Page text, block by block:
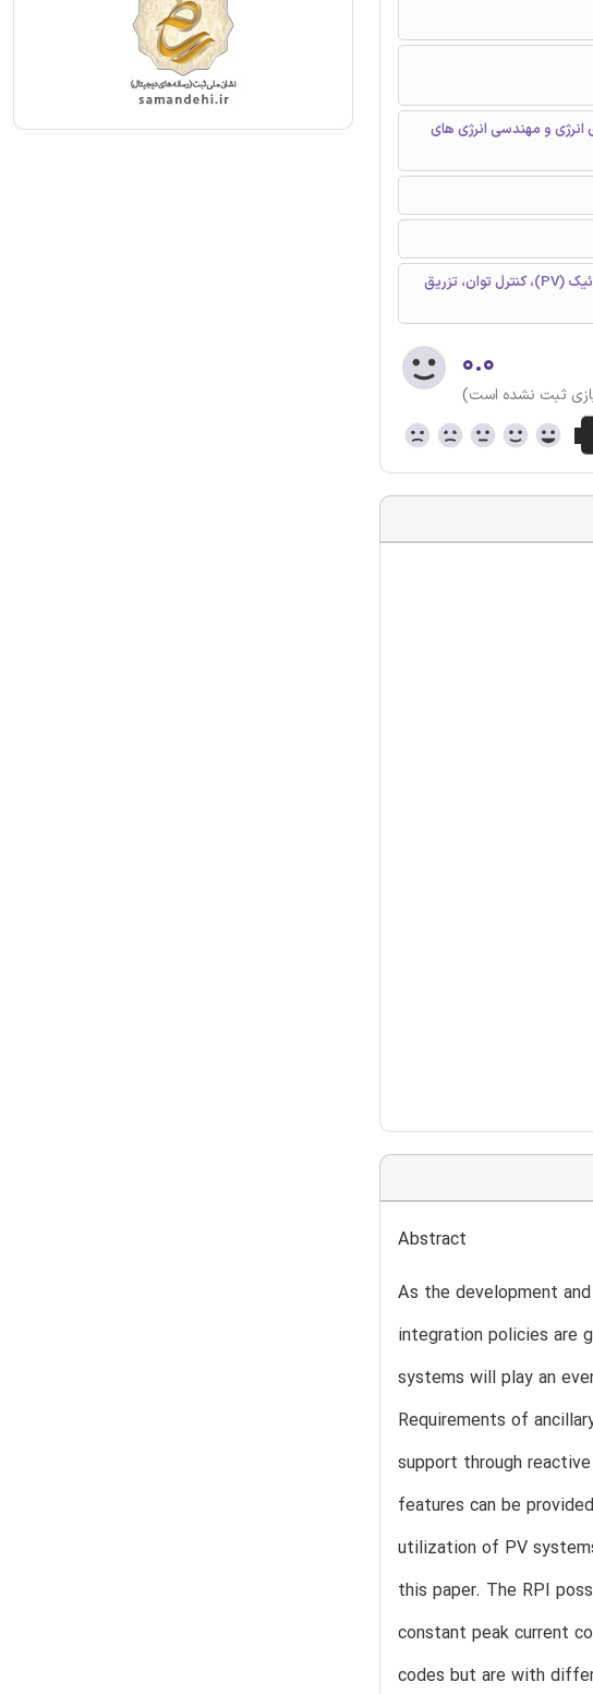
و مهندسی انرژی های
نیازمندی های شبکه، حرارت پیوند، LVRT، سیستم فتوولتائیک (PV)، کنترل توان، تزریق
۰.۰
ثبت نشده است)
Abstract
As the development
integration policies are
systems will play an
Requirements of
support through
features can be
utilization of PV
this paper. The RPI
constant peak current
codes but are with